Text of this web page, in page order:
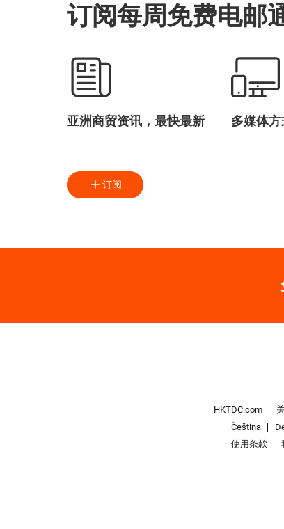
订阅每周免费电邮
亚洲商贸资讯，最快最新 多媒体
订阅
HKTDC.com
Čeština
使用条款